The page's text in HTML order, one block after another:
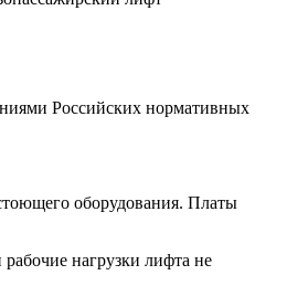
Российских нормативных
оборудования. Платы
нагрузки лифта не